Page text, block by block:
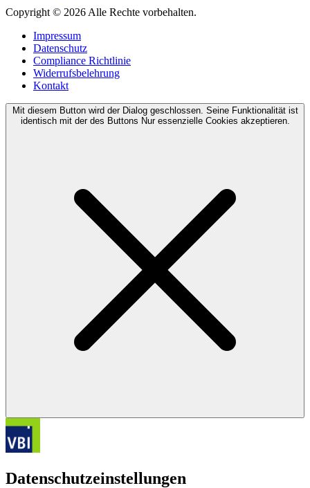
Copyright © 2026 Alle Rechte vorbehalten.
Impressum
Datenschutz
Compliance Richtlinie
Widerrufsbelehrung
Kontakt
Mit diesem Button wird der Dialog geschlossen. Seine Funktionalität ist
identisch mit der des Buttons Nur essenzielle Cookies akzeptieren.
Datenschutzeinstellungen